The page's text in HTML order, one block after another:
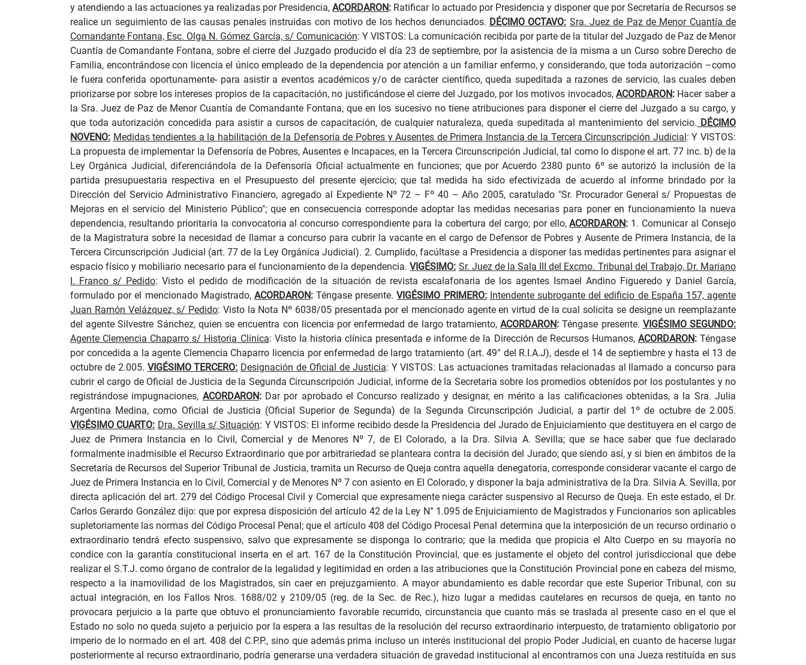
y atendiendo a las actuaciones ya realizadas por Presidencia,ACORDARON: Ratificar lo actuado por Presidencia y disponer que por Secretaría de Recursos se
realice un seguimiento de las causas penales instruidas con motivo de los hechos denunciados. DÉCIMO OCTAVO: Sra. Juez de Paz de Menor Cuantía de
Comandante Fontana, Esc. Olga N. Gómez García, s/ Comunicación: Y VISTOS: La comunicación recibida por parte de la titular del Juzgado de Paz de Menor
Cuantía de Comandante Fontana, sobre el cierre del Juzgado producido el día 23 de septiembre, por la asistencia de la misma a un Curso sobre Derecho de
Familia, encontrándose con licencia el único empleado de la dependencia por atención a un familiar enfermo, y considerando, que toda autorización –como
le fuera conferida oportunamente- para asistir a eventos académicos y/o de carácter científico, queda supeditada a razones de servicio, las cuales deben
priorizarse por sobre los intereses propios de la capacitación, no justificándose el cierre del Juzgado, por los motivos invocados, ACORDARON:Hacer saber a
la Sra. Juez de Paz de Menor Cuantía de Comandante Fontana, que en los sucesivo no tiene atribuciones para disponer el cierre del Juzgado a su cargo, y
que toda autorización concedida para asistir a cursos de capacitación, de cualquier naturaleza, queda supeditada al mantenimiento del servicio. DÉCIMO
NOVENO: Medidas tendientes a la habilitación de la Defensoría de Pobres y Ausentes de Primera Instancia de la Tercera Circunscripción Judicial: Y VISTOS:
La propuesta de implementar la Defensoría de Pobres, Ausentes e Incapaces, en la Tercera Circunscripción Judicial, tal como lo dispone el art. 77 inc. b) de la
Ley Orgánica Judicial, diferenciándola de la Defensoría Oficial actualmente en funciones; que por Acuerdo 2380 punto 6º se autorizó la inclusión de la
partida presupuestaria respectiva en el Presupuesto del presente ejercicio; que tal medida ha sido efectivizada de acuerdo al informe brindado por la
Dirección del Servicio Administrativo Financiero, agregado al Expediente Nº 72 – Fº 40 – Año 2005, caratulado "Sr. Procurador General s/ Propuestas de
Mejoras en el servicio del Ministerio Público"; que en consecuencia corresponde adoptar las medidas necesarias para poner en funcionamiento la nueva
dependencia, resultando prioritaria la convocatoria al concurso correspondiente para la cobertura del cargo; por ello,ACORDARON: 1. Comunicar al Consejo
de la Magistratura sobre la necesidad de llamar a concurso para cubrir la vacante en el cargo de Defensor de Pobres y Ausente de Primera Instancia, de la
Tercera Circunscripción Judicial (art. 77 de la Ley Orgánica Judicial). 2. Cumplido, facúltase a Presidencia a disponer las medidas pertinentes para asignar el
espacio físico y mobiliario necesario para el funcionamiento de la dependencia.VIGÉSIMO: Sr. Juez de la Sala III del Excmo. Tribunal del Trabajo, Dr. Mariano
I. Franco s/ Pedido: Visto el pedido de modificación de la situación de revista escalafonaria de los agentes Ismael Andino Figueredo y Daniel García,
formulado por el mencionado Magistrado, ACORDARON:Téngase presente.VIGÉSIMO PRIMERO: Intendente subrogante del edificio de España 157, agente
Juan Ramón Velázquez, s/ Pedido: Visto la Nota Nº 6038/05 presentada por el mencionado agente en virtud de la cual solicita se designe un reemplazante
del agente Silvestre Sánchez, quien se encuentra con licencia por enfermedad de largo tratamiento,ACORDARON: Téngase presente. VIGÉSIMO SEGUNDO:
Agente Clemencia Chaparro s/ Historia Clínica: Visto la historia clínica presentada e informe de la Dirección de Recursos Humanos, ACORDARON:Téngase
por concedida a la agente Clemencia Chaparro licencia por enfermedad de largo tratamiento (art. 49° del R.I.A.J), desde el 14 de septiembre y hasta el 13 de
octubre de 2.005. VIGÉSIMO TERCERO: Designación de Oficial de Justicia: Y VISTOS: Las actuaciones tramitadas relacionadas al llamado a concurso para
cubrir el cargo de Oficial de Justicia de la Segunda Circunscripción Judicial, informe de la Secretaria sobre los promedios obtenidos por los postulantes y no
registrándose impugnaciones, ACORDARON:Dar por aprobado el Concurso realizado y designar, en mérito a las calificaciones obtenidas, a la Sra. Julia
Argentina Medina, como Oficial de Justicia (Oficial Superior de Segunda) de la Segunda Circunscripción Judicial, a partir del 1º de octubre de 2.005.
VIGÉSIMO CUARTO: Dra. Sevilla s/ Situación: Y VISTOS: El informe recibido desde la Presidencia del Jurado de Enjuiciamiento que destituyera en el cargo de
Juez de Primera Instancia en lo Civil, Comercial y de Menores Nº 7, de El Colorado, a la Dra. Silvia A. Sevilla; que se hace saber que fue declarado
formalmente inadmisible el Recurso Extraordinario que por arbitrariedad se planteara contra la decisión del Jurado; que siendo así, y si bien en ámbitos de la
Secretaría de Recursos del Superior Tribunal de Justicia, tramita un Recurso de Queja contra aquella denegatoria, corresponde considerar vacante el cargo de
Juez de Primera Instancia en lo Civil, Comercial y de Menores Nº 7 con asiento en El Colorado, y disponer la baja administrativa de la Dra. Silvia A. Sevilla, por
directa aplicación del art. 279 del Código Procesal Civil y Comercial que expresamente niega carácter suspensivo al Recurso de Queja. En este estado, el Dr.
Carlos Gerardo González dijo: que por expresa disposición del artículo 42 de la Ley N° 1.095 de Enjuiciamiento de Magistrados y Funcionarios son aplicables
supletoriamente las normas del Código Procesal Penal; que el artículo 408 del Código Procesal Penal determina que la interposición de un recurso ordinario o
extraordinario tendrá efecto suspensivo, salvo que expresamente se disponga lo contrario; que la medida que propicia el Alto Cuerpo en su mayoría no
condice con la garantía constitucional inserta en el art. 167 de la Constitución Provincial, que es justamente el objeto del control jurisdiccional que debe
realizar el S.T.J. como órgano de contralor de la legalidad y legitimidad en orden a las atribuciones que la Constitución Provincial pone en cabeza del mismo,
respecto a la inamovilidad de los Magistrados, sin caer en prejuzgamiento. A mayor abundamiento es dable recordar que este Superior Tribunal, con su
actual integración, en los Fallos Nros. 1688/02 y 2109/05 (reg. de la Sec. de Rec.), hizo lugar a medidas cautelares en recursos de queja, en tanto no
provocara perjuicio a la parte que obtuvo el pronunciamiento favorable recurrido, circunstancia que cuanto más se traslada al presente caso en el que el
Estado no solo no queda sujeto a perjuicio por la espera a las resultas de la resolución del recurso extraordinario interpuesto, de tratamiento obligatorio por
imperio de lo normado en el art. 408 del C.P.P., sino que además prima incluso un interés institucional del propio Poder Judicial, en cuanto de hacerse lugar
posteriormente al recurso extraordinario, podría generarse una verdadera situación de gravedad institucional al encontrarnos con una Jueza restituída en sus